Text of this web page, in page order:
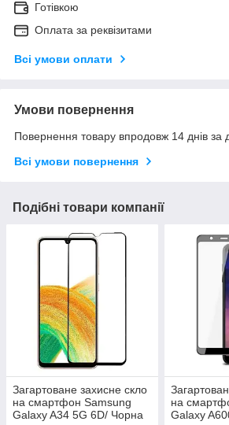
Готівкою
Оплата за реквізитами
Всі умови оплати
Умови повернення
Повернення товару впродовж 14 днів за
Всі умови повернення
Подібні товари компанії
Загартоване захисне скло
на смартфон Samsung
Galaxy A34 5G 6D/ Чорна
на
Galaxy